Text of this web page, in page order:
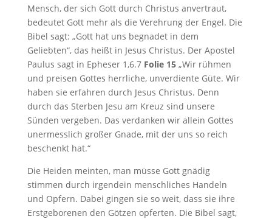
Mensch, der sich Gott durch Christus anvertraut,
bedeutet Gott mehr als die Verehrung der Engel. Die
Bibel sagt: „Gott hat uns begnadet in dem
Geliebten“, das heißt in Jesus Christus. Der Apostel
Paulus sagt in Epheser 1,6.7 Folie 15„Wir rühmen
und preisen Gottes herrliche, unverdiente Güte. Wir
haben sie erfahren durch Jesus Christus. Denn
durch das Sterben Jesu am Kreuz sind unsere
Sünden vergeben. Das verdanken wir allein Gottes
unermesslich großer Gnade, mit der uns so reich
beschenkt hat.“
Die Heiden meinten, man müsse Gott gnädig
stimmen durch irgendein menschliches Handeln
und Opfern. Dabei gingen sie so weit, dass sie ihre
Erstgeborenen den Götzen opferten. Die Bibel sagt,